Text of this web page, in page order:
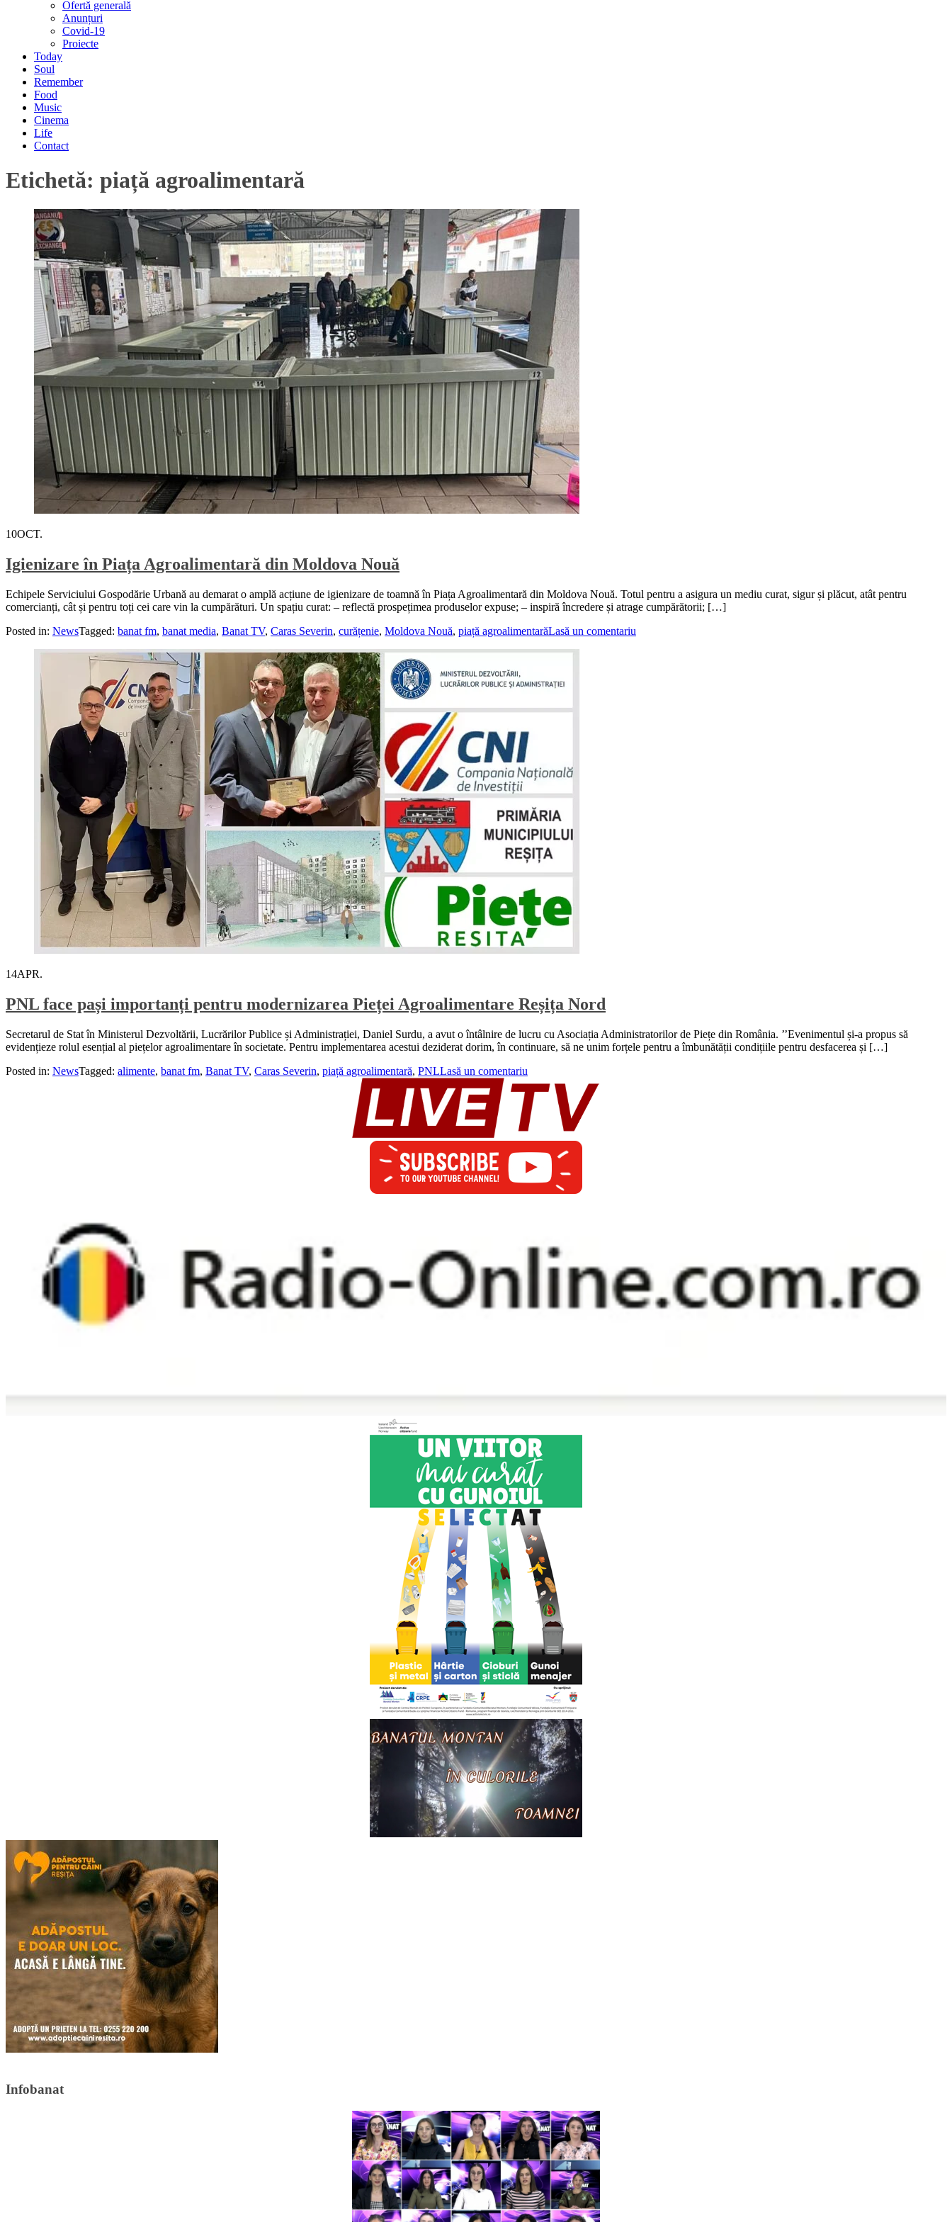
Ofertă generală
Anunțuri
Covid-19
Proiecte
Today
Soul
Remember
Food
Music
Cinema
Life
Contact
Etichetă: piață agroalimentară
10OCT.
Igienizare în Piața Agroalimentară din Moldova Nouă
Echipele Serviciului Gospodărie Urbană au demarat o amplă acțiune de igienizare de toamnă în Piața Agroalimentară din Moldova Nouă. Totul pentru a asigura un mediu curat, sigur și plăcut, atât pentru
comercianți, cât și pentru toți cei care vin la cumpărături. Un spațiu curat: – reflectă prospețimea produselor expuse; – inspiră încredere și atrage cumpărătorii; […]
Posted in: NewsTagged: banat fm, banat media, Banat TV, Caras Severin, curățenie, Moldova Nouă, piață agroalimentarăLasă un comentariu
14APR.
PNL face pași importanți pentru modernizarea Pieței Agroalimentare Reșița Nord
Secretarul de Stat în Ministerul Dezvoltării, Lucrărilor Publice și Administrației, Daniel Surdu, a avut o întâlnire de lucru cu Asociația Administratorilor de Piețe din România. ’’Evenimentul și-a propus să
evidențieze rolul esențial al piețelor agroalimentare în societate. Pentru implementarea acestui deziderat dorim, în continuare, să ne unim forțele pentru a îmbunătății condițiile pentru desfacerea și […]
Posted in: NewsTagged: alimente, banat fm, Banat TV, Caras Severin, piață agroalimentară, PNLLasă un comentariu
Infobanat